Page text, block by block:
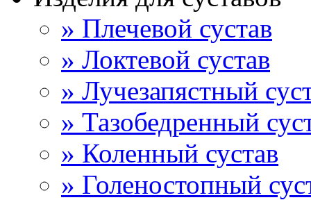
» Плечевой сустав
» Локтевой сустав
» Лучезапястный
» Тазобедренный
» Коленный сустав
» Голеностопный